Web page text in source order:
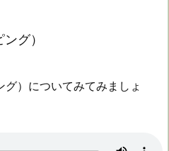
グ）
）についてみてみましょ